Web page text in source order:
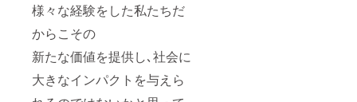
様々な経験をした私たちだ
からこその
新たな価値を提供し､社会に
大きなインパクトを与えら